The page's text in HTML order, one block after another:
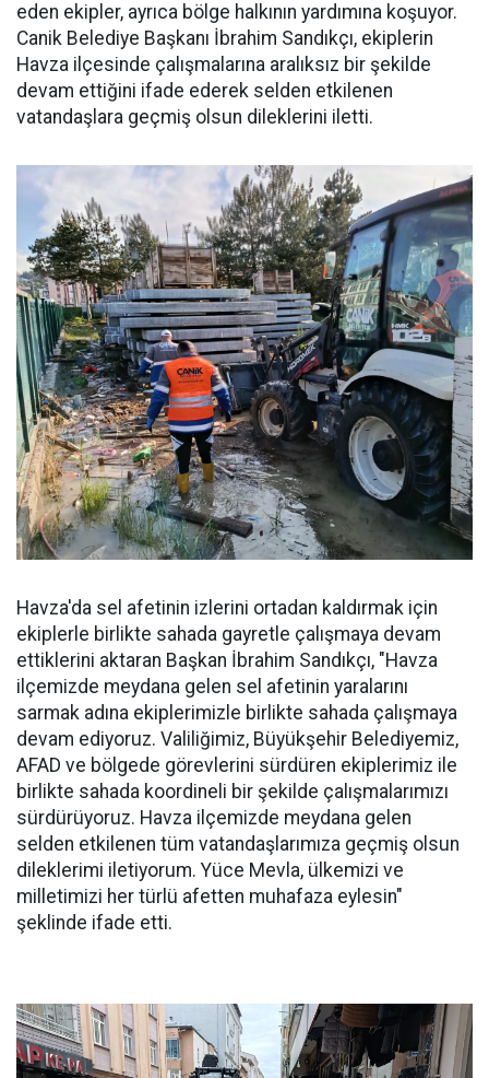
eden ekipler, ayrıca bölge halkının yardımına koşuyor.
Canik Belediye Başkanı İbrahim Sandıkçı, ekiplerin
Havza ilçesinde çalışmalarına aralıksız bir şekilde
devam ettiğini ifade ederek selden etkilenen
vatandaşlara geçmiş olsun dileklerini iletti.
Havza'da sel afetinin izlerini ortadan kaldırmak için
ekiplerle birlikte sahada gayretle çalışmaya devam
ettiklerini aktaran Başkan İbrahim Sandıkçı, "Havza
ilçemizde meydana gelen sel afetinin yaralarını
sarmak adına ekiplerimizle birlikte sahada çalışmaya
devam ediyoruz. Valiliğimiz, Büyükşehir Belediyemiz,
AFAD ve bölgede görevlerini sürdüren ekiplerimiz ile
birlikte sahada koordineli bir şekilde çalışmalarımızı
sürdürüyoruz. Havza ilçemizde meydana gelen
selden etkilenen tüm vatandaşlarımıza geçmiş olsun
dileklerimi iletiyorum. Yüce Mevla, ülkemizi ve
milletimizi her türlü afetten muhafaza eylesin"
şeklinde ifade etti.